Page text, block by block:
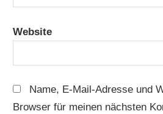
Website
Name, E-Mail-Adresse und
Browser für meinen nächsten